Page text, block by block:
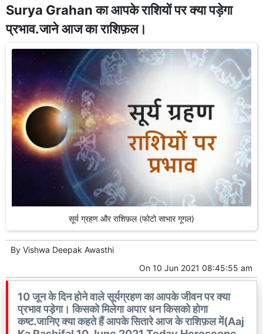
Surya Grahan का आपके राशियों पर क्या पड़ेगा
प्रभाव.जाने आज का राशिफ़ल।
सूर्य ग्रहण और राशिफ़ल (फोटो साभार गूगल)
By Vishwa Deepak Awasthi
On 10 Jun 2021 08:45:55 am
10 जून के दिन होने वाले सूर्यग्रहण का आपके जीवन पर क्या
प्रभाव पड़ेगा। किसको मिलेगा अपार धन किसको होगा
कष्ट.जानिए क्या कहते हैं आपके सितारे आज के राशिफ़ल में(Aaj